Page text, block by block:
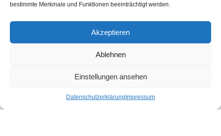
bestimmte Merkmale und Funktionen beeinträchtigt werden.
Akzeptieren
Ablehnen
Einstellungen ansehen
Datenschutzerklärung Impressum
43Leserstimmen